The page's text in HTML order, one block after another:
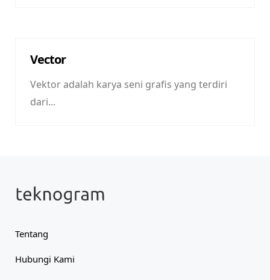
Vector
Vektor adalah karya seni grafis yang terdiri
dari...
Tentang
Hubungi Kami